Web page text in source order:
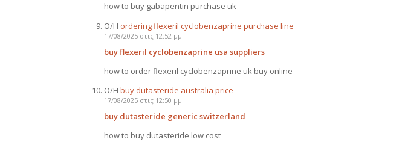
how to buy gabapentin purchase uk
Ο/Η ordering flexeril cyclobenzaprine purchase line
17/08/2025 στις 12:52 μμ
buy flexeril cyclobenzaprine usa suppliers
how to order flexeril cyclobenzaprine uk buy online
Ο/Η buy dutasteride australia price
17/08/2025 στις 12:50 μμ
buy dutasteride generic switzerland
how to buy dutasteride low cost